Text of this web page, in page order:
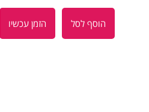
הוסף לסל הזמן עכשיו